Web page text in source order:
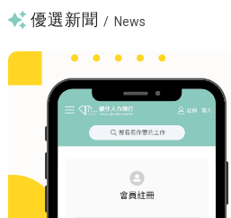
優選新聞 / News